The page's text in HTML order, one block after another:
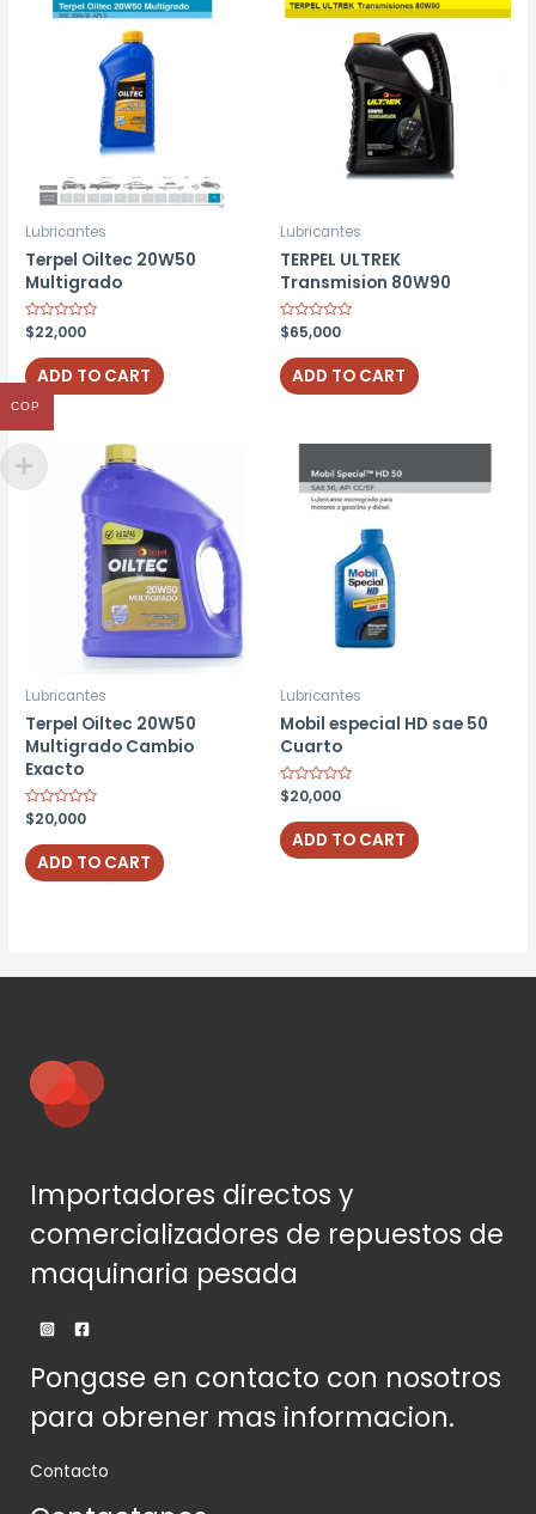
Lubricantes
Terpel Oiltec 20W50
Multigrado
Rated
0
out
of
5
$22,000
ADD TO CART
Lubricantes
TERPEL ULTREK
Transmision 80W90
Rated
0
out
of
5
$65,000
ADD TO CART
Lubricantes
Terpel Oiltec 20W50
Multigrado Cambio
Exacto
Rated
0
out
of
5
$20,000
ADD TO CART
Lubricantes
Mobil especial HD sae 50
Cuarto
Rated
0
out
of
5
$20,000
ADD TO CART
Importadores directos y
comercializadores de repuestos de
maquinaria pesada
Pongase en contacto con nosotros
para obrener mas informacion.
Contacto
COP